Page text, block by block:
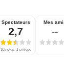
Spectateurs
2,7
10 notes, 1 critique
Mes
--